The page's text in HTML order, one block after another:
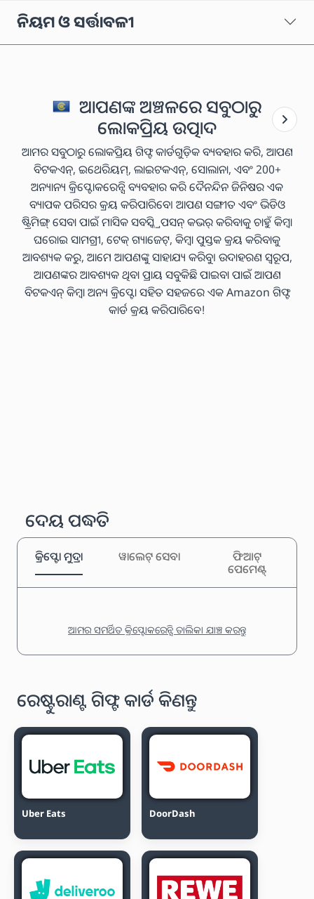
ନିୟମ ଓ ସର୍ତ୍ତାବଳୀ
ଆପଣଙ୍କ ଅଞ୍ଚଳରେ ସବୁଠାରୁ
ଲୋକପ୍ରିୟ ଉତ୍ପାଦ
ଆମର ସବୁଠାରୁ ଲୋକପ୍ରିୟ ଗିଫ୍ଟ କାର୍ଡଗୁଡ଼ିକ ବ୍ୟବହାର କରି, ଆପଣ
ବିଟକଏନ୍, ଇଥେରିୟମ୍, ଲାଇଟକଏନ୍, ସୋଲାନା, ଏବଂ 200+
ଅନ୍ୟାନ୍ୟ କ୍ରିପ୍ଟୋକରେନ୍ସି ବ୍ୟବହାର କରି ଦୈନନ୍ଦିନ ଜିନିଷର ଏକ
ବ୍ୟାପକ ପରିସର କ୍ରୟ କରିପାରିବେ। ଆପଣ ସଙ୍ଗୀତ ଏବଂ ଭିଡିଓ
ଷ୍ଟ୍ରିମିଙ୍ଗ୍ ସେବା ପାଇଁ ମାସିକ ସବସ୍କ୍ରିପସନ୍ କଭର୍ କରିବାକୁ ଚାହୁଁ କିମ୍ବା
ଘରୋଇ ସାମଗ୍ରୀ, ଟେକ୍ ଗ୍ୟାଜେଟ୍, କିମ୍ବା ପୁସ୍ତକ କ୍ରୟ କରିବାକୁ
ଆବଶ୍ୟକ କରୁ, ଆମେ ଆପଣଙ୍କୁ ସାହାଯ୍ୟ କରିବୁ। ଉଦାହରଣ ସ୍ୱରୂପ,
ଆପଣଙ୍କର ଆବଶ୍ୟକ ଥିବା ପ୍ରାୟ ସବୁକିଛି ପାଇବା ପାଇଁ ଆପଣ
ବିଟକଏନ୍ କିମ୍ବା ଅନ୍ୟ କ୍ରିପ୍ଟୋ ସହିତ ସହଜରେ ଏକ Amazon ଗିଫ୍ଟ
କାର୍ଡ କ୍ରୟ କରିପାରିବେ!
ଦେୟ ପଦ୍ଧତି
କ୍ରିପ୍ଟୋ ମୁଦ୍ରା ୱାଲେଟ୍ ସେବା
ଫିଆଟ୍
ପେମେଣ୍ଟ୍
ଆମର ସମର୍ଥିତ କ୍ରିପ୍ଟୋକରେନ୍ସି ତାଲିକା ଯାଞ୍ଚ କରନ୍ତୁ
ରେଷ୍ଟୁରାଣ୍ଟ ଗିଫ୍ଟ କାର୍ଡ କିଣନ୍ତୁ
Uber Eats DoorDash